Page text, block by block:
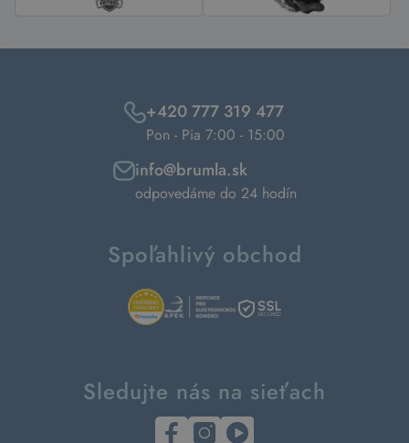
+420 777 319 477
Pon - Pia 7:00 - 15:00
info@brumla.sk
odpovedáme do 24 hodín
Spoľahlivý obchod
Sledujte nás na sieťach